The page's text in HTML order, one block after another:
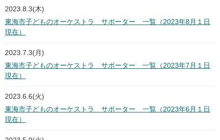
2023.8.3(木)
東海市子どものオーケストラ サポーター 一覧（2023年8月１日
現在）
2023.7.3(月)
東海市子どものオーケストラ サポーター 一覧（2023年7月１日
現在）
2023.6.6(火)
東海市子どものオーケストラ サポーター 一覧（2023年6月１日
現在）